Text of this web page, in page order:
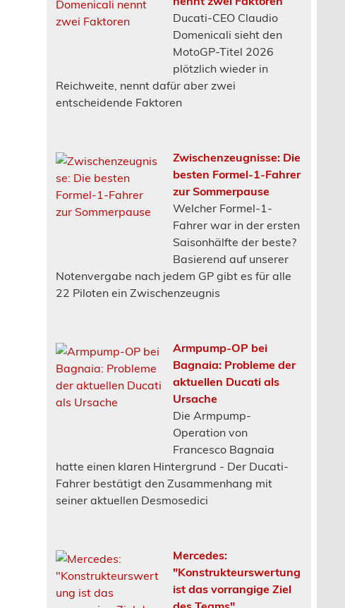
Ducati-CEO Claudio
Domenicali sieht den
MotoGP-Titel 2026
plötzlich wieder in
Reichweite, nennt dafür aber zwei
entscheidende Faktoren
Zwischenzeugnisse: Die
besten Formel-1-Fahrer
zur Sommerpause
Welcher Formel-1-
Fahrer war in der ersten
Saisonhälfte der beste?
Basierend auf unserer
Notenvergabe nach jedem GP gibt es für alle
22 Piloten ein Zwischenzeugnis
Armpump-OP bei
Bagnaia: Probleme der
aktuellen Ducati als
Ursache
Die Armpump-
Operation von
Francesco Bagnaia
hatte einen klaren Hintergrund - Der Ducati-
Fahrer bestätigt den Zusammenhang mit
seiner aktuellen Desmosedici
Mercedes:
"Konstrukteurswertung
ist das vorrangige Ziel
des Teams"